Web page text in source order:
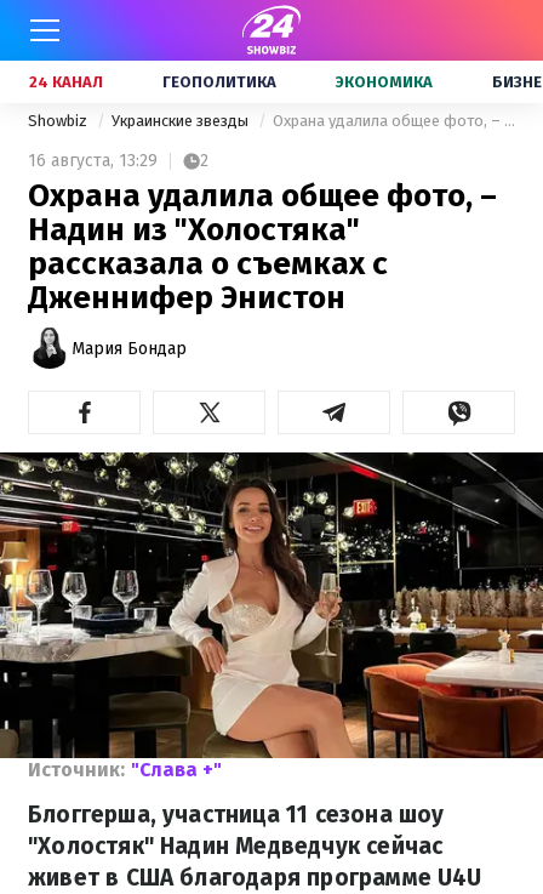
24 КАНАЛ ГЕОПОЛИТИКА ЭКОНОМИКА
Showbiz Украинские звезды Охрана удалила общее фото, – Надин из "Холостяка" рассказала о съемках с Дженнифер Энистон
16 августа, 13:29 2
Охрана удалила общее фото, –
Надин из "Холостяка"
рассказала о съемках с
Дженнифер Энистон
Мария Бондар
Источник: "Слава +"
Блоггерша, участница 11 сезона шоу
"Холостяк" Надин Медведчук сейчас
живет в США благодаря программе U4U